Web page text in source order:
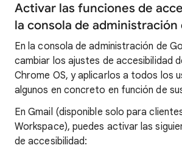
Activar las funciones de
la consola de administración
En la consola de administración de
cambiar los ajustes de accesibilidad
Chrome OS, y aplicarlos a todos los
algunos en concreto en función de
En Gmail (disponible solo para
Workspace), puedes activar las
de accesibilidad: